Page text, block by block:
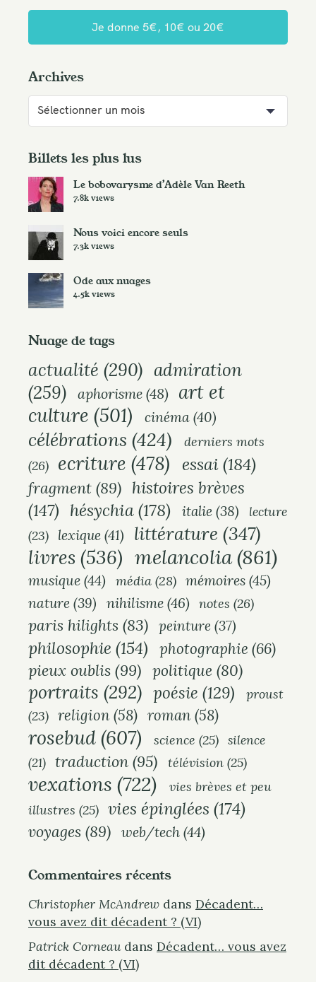
Je donne 5€, 10€ ou 20€
Archives
r
h
i
e
s
Billets les plus lus
Le bobovarysme d’Adèle Van Reeth
7.8k views
Nous voici encore seuls
7.3k views
Ode aux nuages
4.5k views
Nuage de tags
actualité (290) admiration
(259)
aphorisme (48) art et
culture (501) cinéma (40)
célébrations (424)
derniers mots
(26)
ecriture (478) essai (184)
fragment (89) histoires brèves
(147) hésychia (178) italie (38)
lecture
(23)
lexique(41) littérature (347)
livres (536) melancolia(861)
musique (44) média(28) mémoires(45)
nature (39) nihilisme(46) notes (26)
paris hilights (83) peinture(37)
philosophie (154) photographie (66)
pieux oublis (99) politique (80)
portraits (292) poésie (129)
proust
(23) religion (58) roman (58)
rosebud (607) science (25) silence
(21) traduction(95) télévision(25)
vexations (722)
vies brèves et peu
illustres (25) vies épinglées (174)
voyages (89) web/tech(44)
Commentaires récents
Christopher McAndrew dans Décadent…
vous avez dit décadent ? (VI)
Patrick Corneaudans Décadent… vous avez
dit décadent ? (VI)